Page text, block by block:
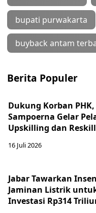
bupati purwakarta
buyback antam
Berita Populer
Dukung Korban
Sampoerna Gelar
Upskilling dan
16 Juli 2026
Jabar Tawarkan
Jaminan Listrik
Investasi Rp314